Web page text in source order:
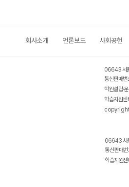
회사소개 언론보도 사회공헌
06643 서
통신판매
학원설립·
학습지원
06643 서
통신판매
학습지원